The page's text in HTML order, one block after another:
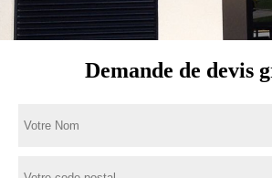
Demande de devis